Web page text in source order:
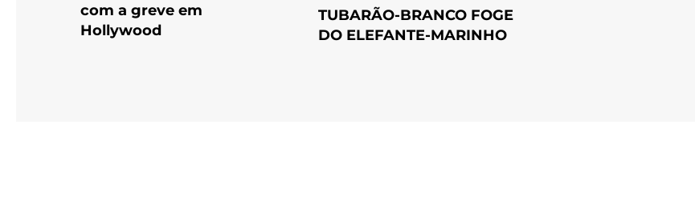
com a greve em
Hollywood
TUBARÃO-BRANCO FOGE
DO ELEFANTE-MARINHO